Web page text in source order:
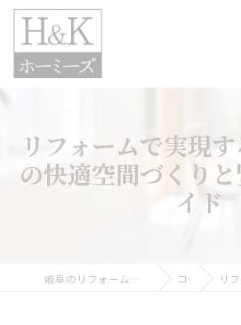
リフォームで実現
の快適空間づくり
イド
岐阜のリフォームなら株式会社H&Kホーミーズ コラム リフォ